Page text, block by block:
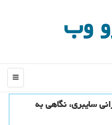
وب
منو
سایبری، نگاهی به